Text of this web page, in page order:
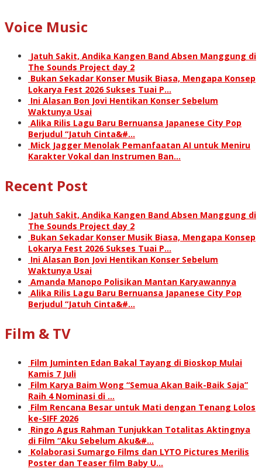
Voice Music
Jatuh Sakit, Andika Kangen Band Absen Manggung di
The Sounds Project day 2
Bukan Sekadar Konser Musik Biasa, Mengapa Konsep
Lokarya Fest 2026 Sukses Tuai P…
Ini Alasan Bon Jovi Hentikan Konser Sebelum
Waktunya Usai
Alika Rilis Lagu Baru Bernuansa Japanese City Pop
Berjudul “Jatuh Cinta&#…
Mick Jagger Menolak Pemanfaatan AI untuk Meniru
Karakter Vokal dan Instrumen Ban…
Recent Post
Jatuh Sakit, Andika Kangen Band Absen Manggung di
The Sounds Project day 2
Bukan Sekadar Konser Musik Biasa, Mengapa Konsep
Lokarya Fest 2026 Sukses Tuai P…
Ini Alasan Bon Jovi Hentikan Konser Sebelum
Waktunya Usai
Amanda Manopo Polisikan Mantan Karyawannya
Alika Rilis Lagu Baru Bernuansa Japanese City Pop
Berjudul “Jatuh Cinta&#…
Film & TV
Film Juminten Edan Bakal Tayang di Bioskop Mulai
Kamis 7 Juli
Film Karya Baim Wong “Semua Akan Baik-Baik Saja”
Raih 4 Nominasi di …
Film Rencana Besar untuk Mati dengan Tenang Lolos
ke-SIFF 2026
Ringo Agus Rahman Tunjukkan Totalitas Aktingnya
di Film “Aku Sebelum Aku&#…
Kolaborasi Sumargo Films dan LYTO Pictures Merilis
Poster dan Teaser film Baby U…